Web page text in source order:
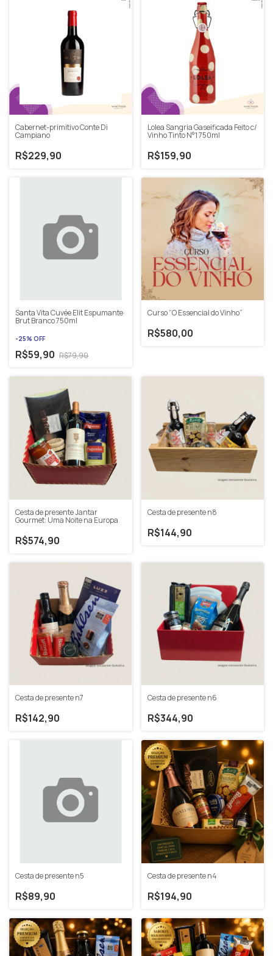
Cabernet-primitivo Conte Di
Campiano
R$229,90
Lolea Sangria Gaseificada Feito c/
Vinho Tinto N°1 750ml
R$159,90
Santa Vita Cuvée Elit Espumante
Brut Branco 750ml
-25% OFF
R$59,90 R$79,90
Curso “O Essencial do Vinho”
R$580,00
Cesta de presente Jantar
Gourmet: Uma Noite na Europa
R$574,90
Cesta de presente n8
R$144,90
Cesta de presente n7
R$142,90
Cesta de presente n6
R$344,90
Cesta de presente n5
R$89,90
Cesta de presente n4
R$194,90